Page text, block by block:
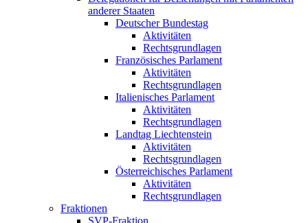
anderer Staaten
Deutscher Bundestag
Aktivitäten
Rechtsgrundlagen
Französisches Parlament
Aktivitäten
Rechtsgrundlagen
Italienisches Parlament
Aktivitäten
Rechtsgrundlagen
Landtag Liechtenstein
Aktivitäten
Rechtsgrundlagen
Österreichisches Parlament
Aktivitäten
Rechtsgrundlagen
Fraktionen